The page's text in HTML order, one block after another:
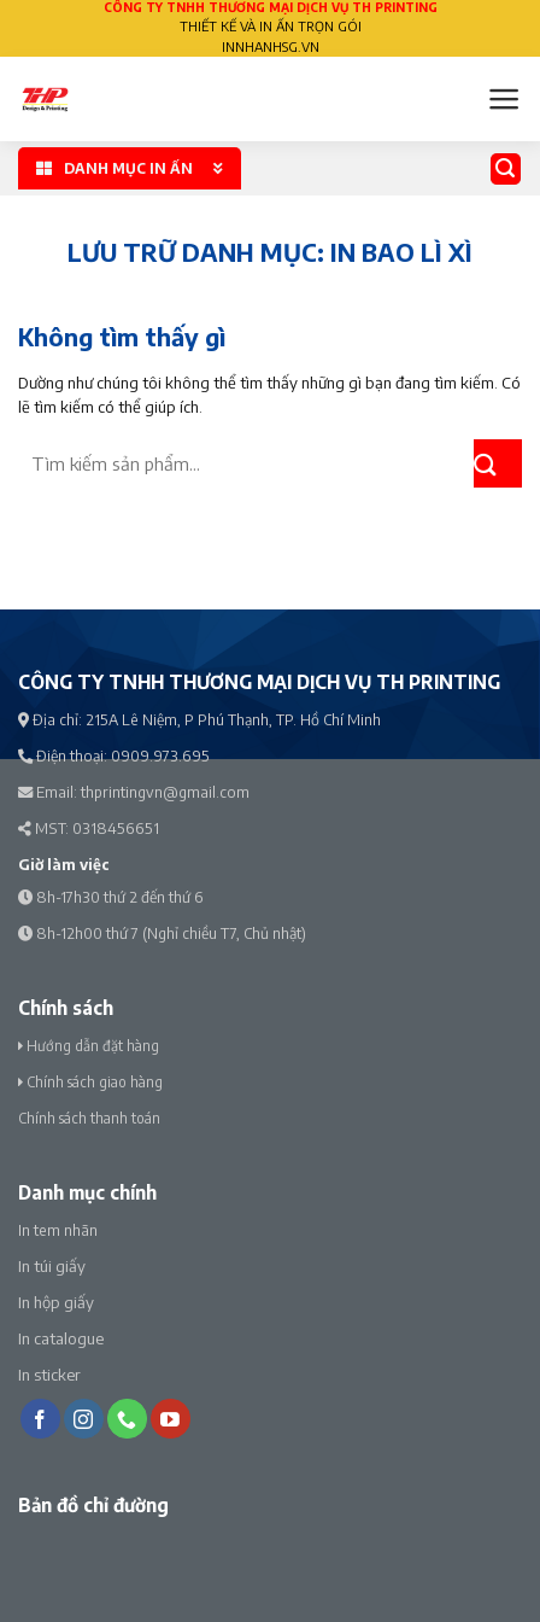
dung
CÔNG TY TNHH THƯƠNG MẠI DỊCH VỤ TH PRINTING
THIẾT KẾ VÀ IN ẤN TRỌN GÓI
INNHANHSG.VN
DANH MỤC IN ẤN
LƯU TRỮ DANH MỤC: IN BAO LÌ XÌ
Không tìm thấy gì
Dường như chúng tôi không thể tìm thấy những gì bạn đang tìm kiếm. Có
lẽ tìm kiếm có thể giúp ích.
CÔNG TY TNHH THƯƠNG MẠI DỊCH VỤ TH PRINTING
Địa chỉ: 215A Lê Niệm, P Phú Thạnh, TP. Hồ Chí Minh
Điện thoại:0909.973.695
Email:thprintingvn@gmail.com
MST: 0318456651
Giờ làm việc
8h-17h30 thứ 2 đến thứ 6
8h-12h00 thứ 7 (Nghỉ chiều T7, Chủ nhật)
Chính sách
Hướng dẫn đặt hàng
Chính sách giao hàng
Chính sách thanh toán
Danh mục chính
In tem nhãn
In túi giấy
In hộp giấy
In catalogue
In sticker
Bản đồ chỉ đường